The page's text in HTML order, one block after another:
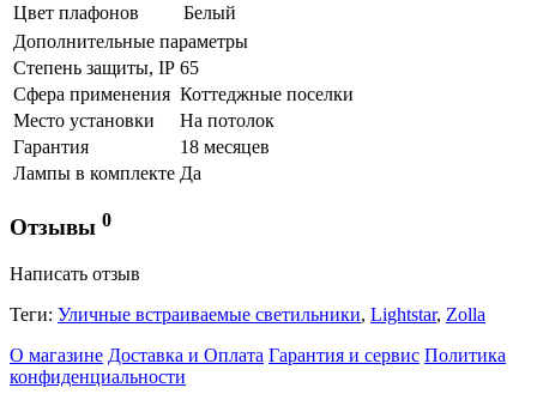
Цвет плафонов
Белый
Дополнительные параметры
Степень защиты, IP 65
Сфера применения Коттеджные поселки
Место установки
На потолок
Гарантия
18 месяцев
Лампы в комплекте Да
Отзывы 0
Написать отзыв
Теги: Уличные встраиваемые светильники, Lightstar, Zolla
О магазине Доставка и Оплата Гарантия и сервис Политика
конфиденциальности